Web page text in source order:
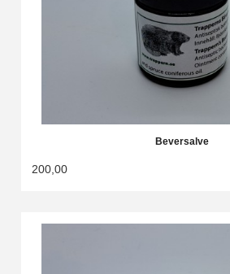
Beversalve
200,00